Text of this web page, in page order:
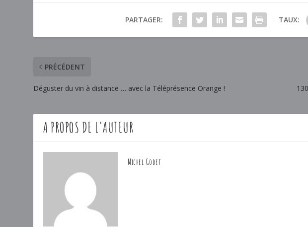
PARTAGER: TAUX:
PRÉCÉDENT
Déguster du vin à distance … avec la Téléprésence Orange !
A PROPOS DE L'AUTEUR
Michel Godet